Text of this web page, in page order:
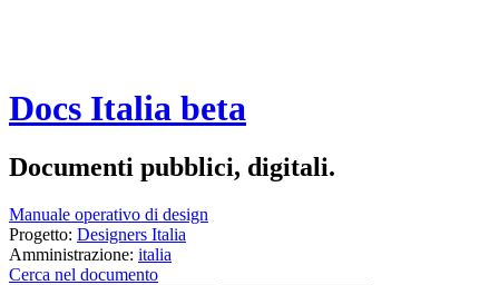
Docs Italia beta
Documenti pubblici, digitali.
Manuale operativo di design
Progetto: Designers Italia
Amministrazione: italia
Cerca nel documento